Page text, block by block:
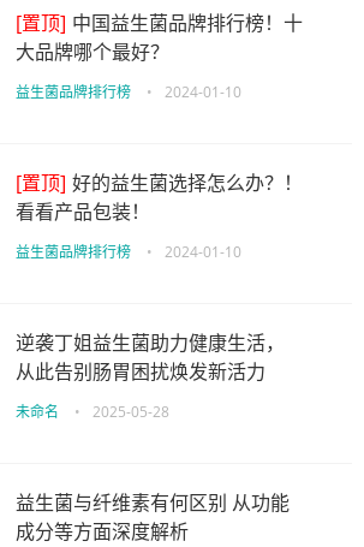
[置顶] 中国益生菌品牌排行榜！十
大品牌哪个最好？
益生菌品牌排行榜 • 2024-01-10
[置顶] 好的益生菌选择怎么办？！
看看产品包装！
益生菌品牌排行榜 • 2024-01-10
逆袭丁姐益生菌助力健康生活，
从此告别肠胃困扰焕发新活力
未命名 • 2025-05-28
益生菌与纤维素有何区别 从功能
成分等方面深度解析